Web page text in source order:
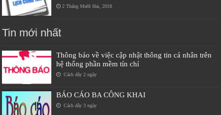
2 Tháng Mười Hai, 2018
Tin mới nhất
Thông báo về việc cập nhật thông tin cá nhân trên
hệ thống phần mềm tín chỉ
Cách đây 2 ngày
BÁO CÁO BA CÔNG KHAI
Cách đây 3 ngày